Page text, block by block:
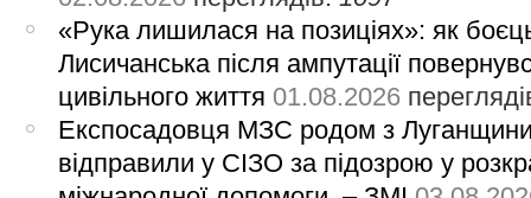
«Рука лишилася на позиціях»: як
Лисичанська після ампутації
цивільного життя 01.08.2026
Експосадовця МЗС родом з
відправили у СІЗО за підозрою у